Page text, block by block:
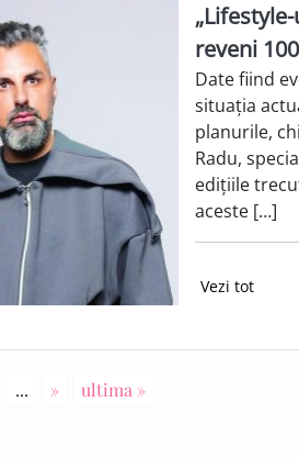
reveni
Date fiind
situația
planurile,
Radu,
edițiile
aceste […]
Vezi tot
... » ultima »